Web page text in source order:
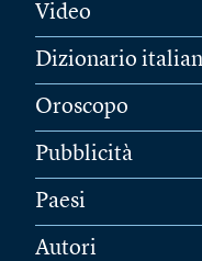
Video
Dizionario
Oroscopo
Pubblicità
Paesi
Autori